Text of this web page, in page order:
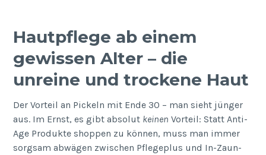
Hautpflege ab einem
gewissen Alter – die
unreine und trockene Haut
Der Vorteil an Pickeln mit Ende 30 – man sieht jünger
aus. Im Ernst, es gibt absolut keinen Vorteil: Statt Anti-
Age Produkte shoppen zu können, muss man immer
sorgsam abwägen zwischen Pflegeplus und In-Zaun-